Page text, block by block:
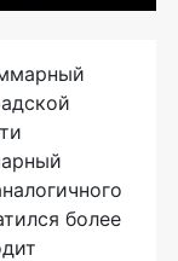
более